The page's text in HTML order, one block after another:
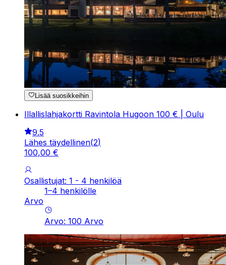
Lisää suosikkeihin
Illallislahjakortti Ravintola Hugoon 100 € | Oulu
9.5
Lähes täydellinen(2)
100,00 €
Osallistujat: 1 - 4 henkilöä
1–4 henkilölle
Arvo
Arvo: 100 Arvo